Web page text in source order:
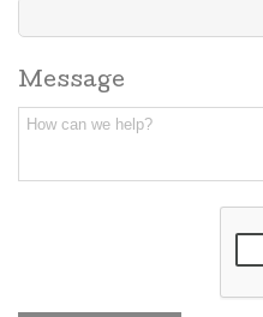
Message